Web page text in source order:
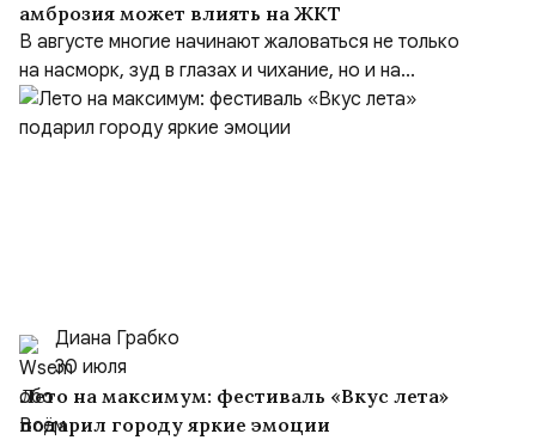
амброзия может влиять на ЖКТ
В августе многие начинают жаловаться не только
на насморк, зуд в глазах и чихание, но и на...
Диана Грабко
30 июля
Лето на максимум: фестиваль «Вкус лета»
подарил городу яркие эмоции